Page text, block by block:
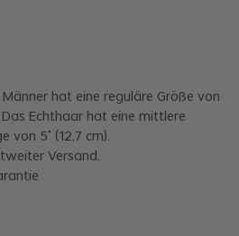
hat eine reguläre Größe von
Echthaar hat eine mittlere
von 5" (12,7 cm).
Versand.